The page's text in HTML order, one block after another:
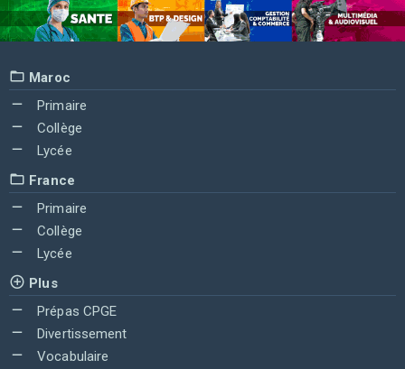
Maroc
Primaire
Collège
Lycée
France
Primaire
Collège
Lycée
Plus
Prépas CPGE
Divertissement
Vocabulaire